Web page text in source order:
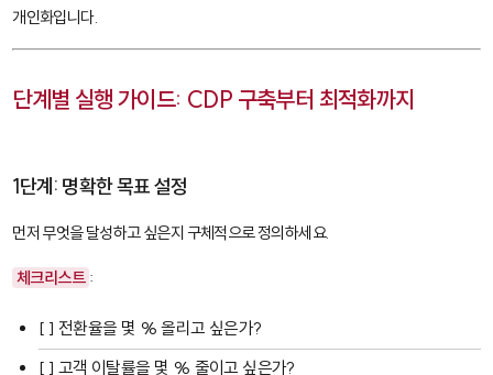
개인화입니다.
단계별 실행 가이드: CDP 구축부터 최적화까지
1단계: 명확한 목표 설정
먼저 무엇을 달성하고 싶은지 구체적으로 정의하세요.
체크리스트 :
[ ] 전환율을 몇 % 올리고 싶은가?
[ ] 고객 이탈률을 몇 % 줄이고 싶은가?